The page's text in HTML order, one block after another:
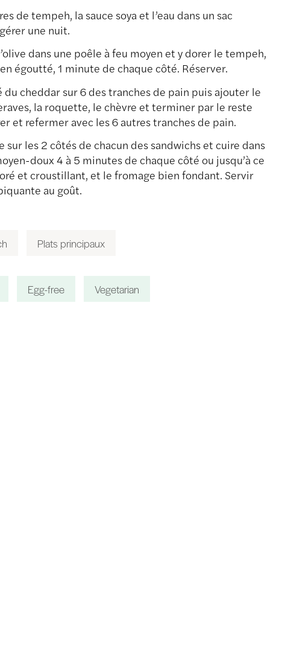
de tempeh, la sauce soya et l’eau dans un sac
une nuit.
dans une poêle à feu moyen et y dorer le tempeh,
égoutté, 1 minute de chaque côté. Réserver.
cheddar sur 6 des tranches de pain puis ajouter le
la roquette, le chèvre et terminer par le reste
et refermer avec les 6 autres tranches de pain.
sur les 2 côtés de chacun des sandwichs et cuire dans
doux 4 à 5 minutes de chaque côté ou jusqu’à ce
et croustillant, et le fromage bien fondant. Servir
au goût.
Plats principaux
Egg-free Vegetarian